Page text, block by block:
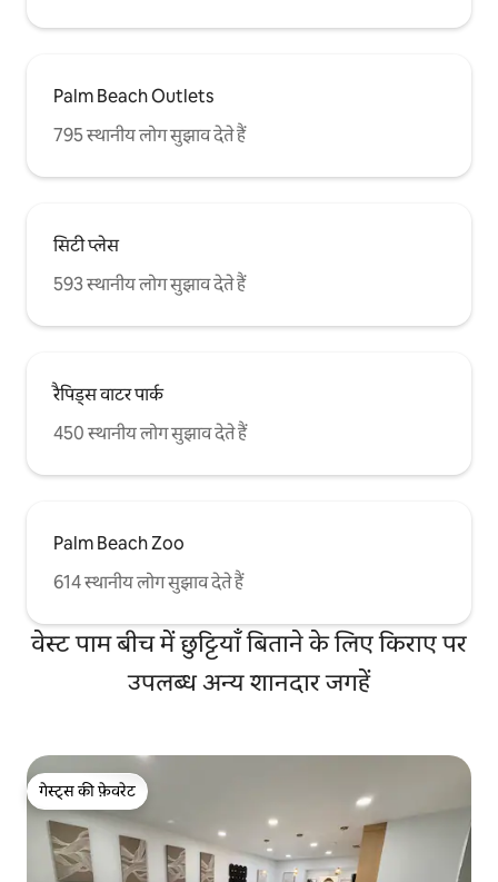
Palm Beach Outlets
795 स्थानीय लोग सुझाव देते हैं
सिटी प्लेस
593 स्थानीय लोग सुझाव देते हैं
रैपिड्स वाटर पार्क
450 स्थानीय लोग सुझाव देते हैं
Palm Beach Zoo
614 स्थानीय लोग सुझाव देते हैं
वेस्ट पाम बीच में छुट्टियाँ बिताने के लिए किराए पर
उपलब्ध अन्य शानदार जगहें
गेस्ट्स की फ़ेवरेट
गेस्ट्स की फ़ेवरेट